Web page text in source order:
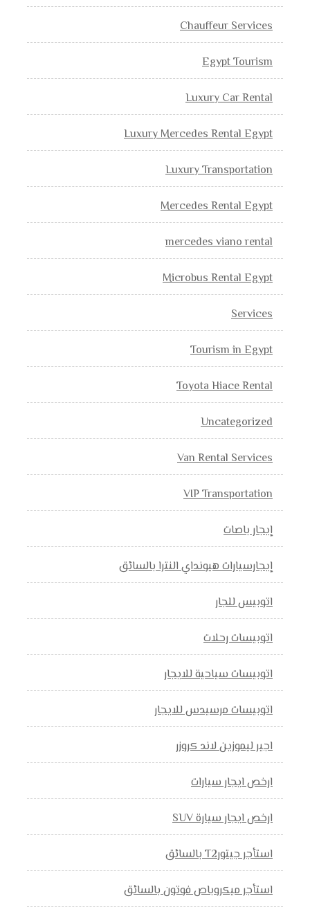
Chauffeur Services
Egypt Tourism
Luxury Car Rental
Luxury Mercedes Rental Egypt
Luxury Transportation
Mercedes Rental Egypt
mercedes viano rental
Microbus Rental Egypt
Services
Tourism in Egypt
Toyota Hiace Rental
Uncategorized
Van Rental Services
VIP Transportation
إيجار باصات
إيجارسيارات هيونداي النترا بالسائق
اتوبيس للجار
اتوبيسات رحلات
اتوبيسات سياحية للايجار
اتوبيسات مرسيدس للايجار
اجير ليموزين لاند كروزر
ارخص ايجار سيارات
ارخص ايجار سيارة SUV
استأجر جيتورT2 بالسائق
استأجر ميكروباص فوتون بالسائق